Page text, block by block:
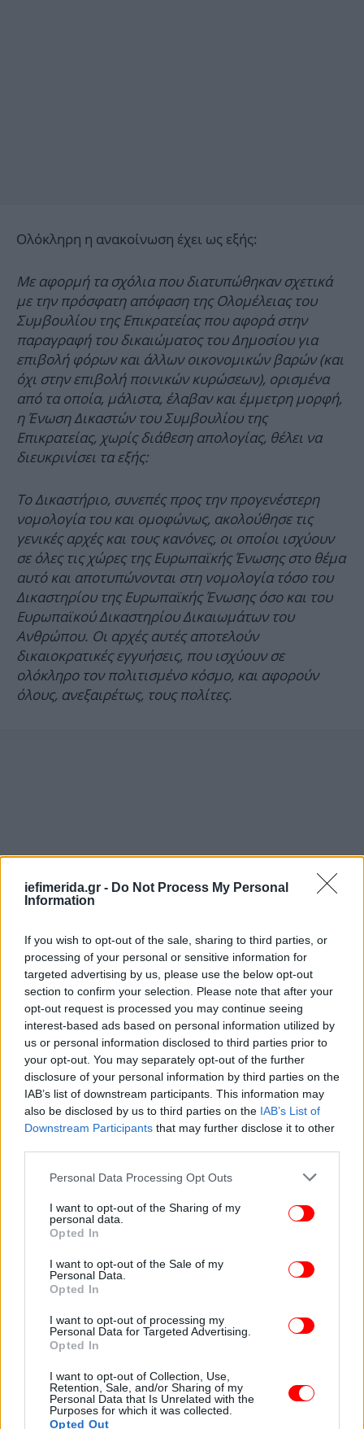
iefimerida.gr - Do Not Process My Personal
Information
If you wish to opt-out of the sale, sharing to third parties, or
processing of your personal or sensitive information for
targeted advertising by us, please use the below opt-out
section to confirm your selection. Please note that after your
opt-out request is processed you may continue seeing
interest-based ads based on personal information utilized by
us or personal information disclosed to third parties prior to
your opt-out. You may separately opt-out of the further
disclosure of your personal information by third parties on the
IAB’s list of downstream participants. This information may
also be disclosed by us to third parties on the IAB’s List of
Downstream Participants that may further disclose it to other
Please note that this website/app uses one or more Google
not limited to your visit or usage behaviour. You may click to
grant or deny consent to Google and its third-party tags to
use your data for below specified purposes in below Google
consent section.
Personal Data Processing Opt Outs
I want to opt-out of the Sharing of my
personal data.
Opted In
I want to opt-out of the Sale of my
Personal Data.
Opted In
I want to opt-out of processing my
Personal Data for Targeted Advertising.
Opted In
I want to opt-out of Collection, Use,
Retention, Sale, and/or Sharing of my
Personal Data that Is Unrelated with the
Purposes for which it was collected.
Opted Out
Ολόκληρη η ανακοίνωση έχει ως εξής:
Με αφορμή τα σχόλια που διατυπώθηκαν σχετικά
με την πρόσφατη απόφαση της Ολομέλειας του
Συμβουλίου της Επικρατείας που αφορά στην
παραγραφή του δικαιώματος του Δημοσίου για
επιβολή φόρων και άλλων οικονομικών βαρών (και
όχι στην επιβολή ποινικών κυρώσεων), ορισμένα
από τα οποία, μάλιστα, έλαβαν και έμμετρη μορφή,
η Ένωση Δικαστών του Συμβουλίου της
Επικρατείας, χωρίς διάθεση απολογίας, θέλει να
διευκρινίσει τα εξής:
Το Δικαστήριο, συνεπές προς την προγενέστερη
νομολογία του και ομοφώνως, ακολούθησε τις
γενικές αρχές και τους κανόνες, οι οποίοι ισχύουν
σε όλες τις χώρες της Ευρωπαϊκής Ένωσης στο θέμα
αυτό και αποτυπώνονται στη νομολογία τόσο του
Δικαστηρίου της Ευρωπαϊκής Ένωσης όσο και του
Ευρωπαϊκού Δικαστηρίου Δικαιωμάτων του
Ανθρώπου. Οι αρχές αυτές αποτελούν
δικαιοκρατικές εγγυήσεις, που ισχύουν σε
ολόκληρο τον πολιτισμένο κόσμο, και αφορούν
όλους, ανεξαιρέτως, τους πολίτες.
Κρατικοί λειτουργοί και δημόσια πρόσωπα που
ασκούν κριτική σε δικαστικές αποφάσεις
επιβάλλεται να έχουν υποτυπώδη, έστω, γνώση των
εξελίξεων στον νομικό πολιτισμό, διότι η
αστοιχείωτη κριτική προσφέρει κακή υπηρεσία